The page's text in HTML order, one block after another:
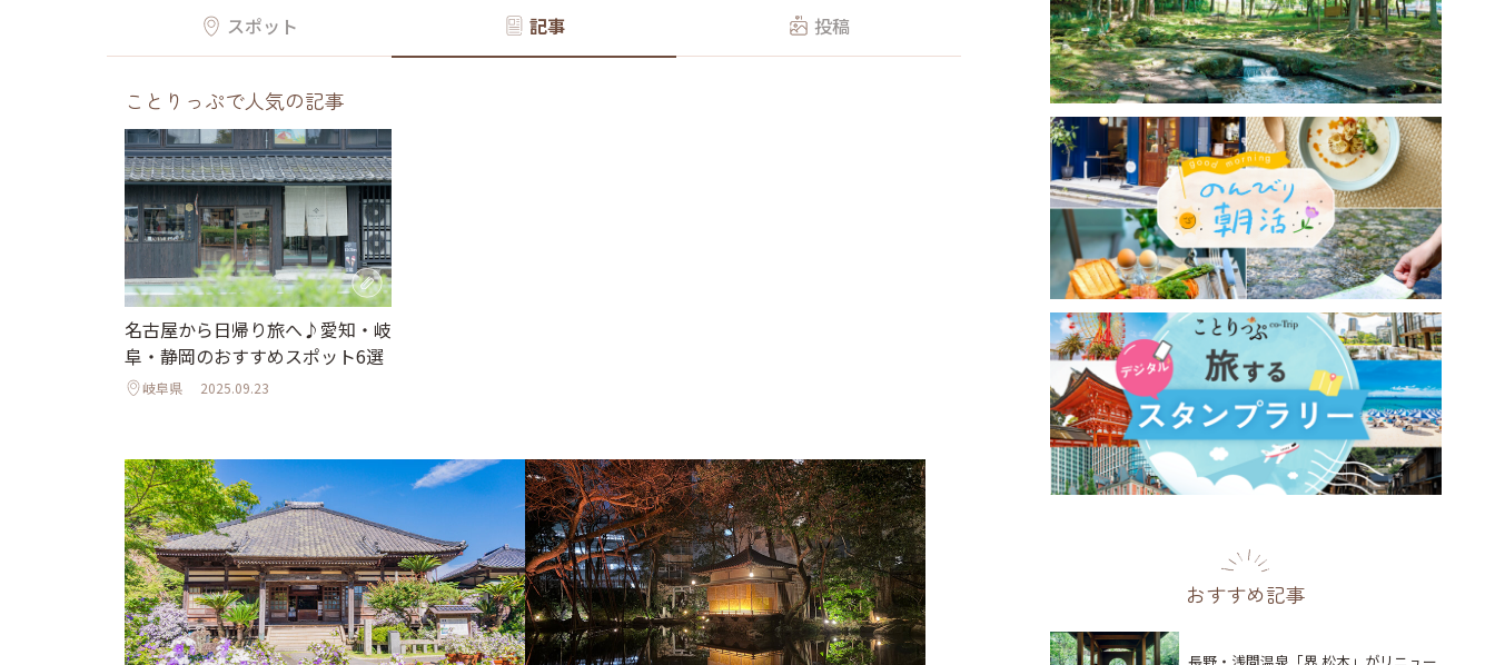
スポット 記事 投稿
ことりっぷで人気の記事
名古屋から日帰り旅へ♪愛知・岐
阜・静岡のおすすめスポット6選
岐阜県 2025.09.23
おすすめ記事